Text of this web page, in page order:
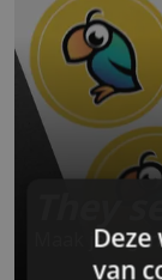
Maak je
van